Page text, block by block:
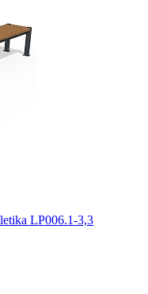
LP006.1-3,3